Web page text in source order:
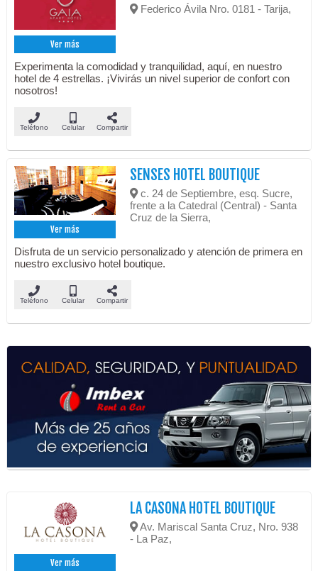
Ver más
Federico Ávila Nro. 0181 - Tarija,
Experimenta la comodidad y tranquilidad, aquí, en nuestro
hotel de 4 estrellas. ¡Vivirás un nivel superior de confort con
nosotros!
Teléfono Celular Compartir
Ver más
SENSES HOTEL BOUTIQUE
c. 24 de Septiembre, esq. Sucre,
frente a la Catedral (Central) - Santa
Cruz de la Sierra,
Disfruta de un servicio personalizado y atención de primera en
nuestro exclusivo hotel boutique.
Teléfono Celular Compartir
Ver más
LA CASONA HOTEL BOUTIQUE
Av. Mariscal Santa Cruz, Nro. 938
- La Paz,